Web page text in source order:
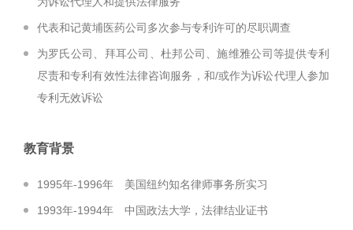
代表和记黄埔医药公司多次参与专利许可的尽职调查
为罗氏公司、拜耳公司、杜邦公司、施维雅公司等提供专利
尽责和专利有效性法律咨询服务，和/或作为诉讼代理人参加
专利无效诉讼
教育背景
1995年-1996年 美国纽约知名律师事务所实习
1993年-1994年 中国政法大学，法律结业证书